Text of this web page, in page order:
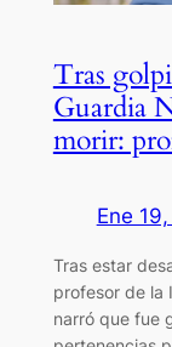
Tras
Guardia
morir:
Ene
Tras estar
profesor de la
narró que fue